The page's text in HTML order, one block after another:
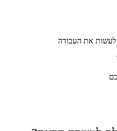
לעשות את העבודה